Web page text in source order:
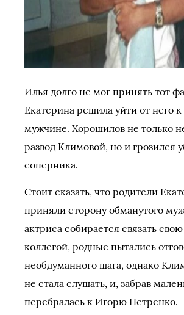
Илья долго не мог принять тот
Екатерина решила уйти от него
мужчине. Хорошилов не только
развод Климовой, но и грозился
соперника.
Стоит сказать, что родители
приняли сторону обманутого
актриса собирается связать
коллегой, родные пытались
необдуманного шага, однако
не стала слушать, и, забрав
перебралась к Игорю Петренко.